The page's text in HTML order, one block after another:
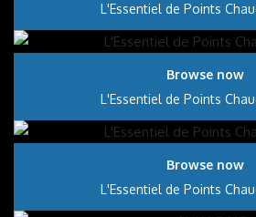
L'Essentiel de Points
Browse now
L'Essentiel de Points
Browse now
L'Essentiel de Points